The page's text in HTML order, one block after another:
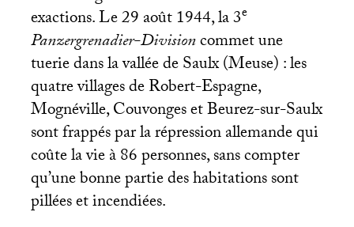
exactions. Le 29 août 1944, la 3e
Panzergrenadier-Divisioncommet une
tuerie dans la vallée de Saulx (Meuse) : les
quatre villages de Robert-Espagne,
Mognéville, Couvonges et Beurez-sur-Saulx
sont frappés par la répression allemande qui
coûte la vie à 86 personnes, sans compter
qu’une bonne partie des habitations sont
pillées et incendiées.